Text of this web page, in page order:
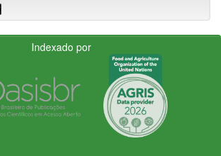
Indexado por